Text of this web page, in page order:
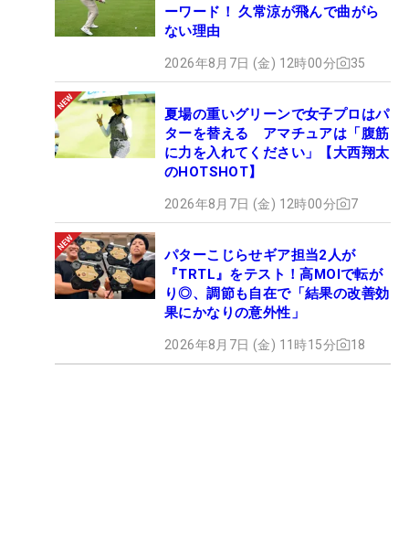
ーワード！ 久常涼が飛んで曲がら
ない理由
2026年8月7日 (金) 12時00分 35
夏場の重いグリーンで女子プロはパ
ターを替える アマチュアは「腹筋
に力を入れてください」【大西翔太
のHOTSHOT】
2026年8月7日 (金) 12時00分 7
パターこじらせギア担当2人が
『TRTL』をテスト！高MOIで転が
り◎、調節も自在で「結果の改善効
果にかなりの意外性」
2026年8月7日 (金) 11時15分 18